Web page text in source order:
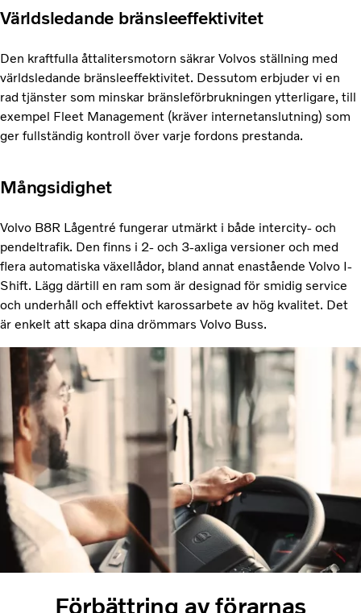
Världsledande bränsleeffektivitet
Den kraftfulla åttalitersmotorn säkrar Volvos ställning med
världsledande bränsleeffektivitet. Dessutom erbjuder vi en
rad tjänster som minskar bränsleförbrukningen ytterligare, till
exempel Fleet Management (kräver internetanslutning) som
ger fullständig kontroll över varje fordons prestanda.
Mångsidighet
Volvo B8R Lågentré fungerar utmärkt i både intercity- och
pendeltrafik. Den finns i 2- och 3-axliga versioner och med
flera automatiska växellådor, bland annat enastående Volvo I-
Shift. Lägg därtill en ram som är designad för smidig service
och underhåll och effektivt karossarbete av hög kvalitet. Det
är enkelt att skapa dina drömmars Volvo Buss.
Förbättring av förarnas